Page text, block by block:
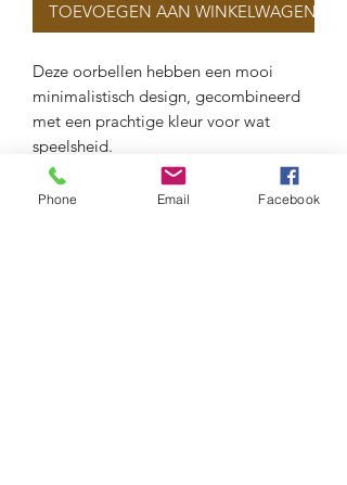
TOEVOEGEN AAN WINKELWAGEN
Deze oorbellen hebben een mooi
minimalistisch design, gecombineerd
met een prachtige kleur voor wat
speelsheid.
Dit zijn oorbellen die klasse uitstralen,
en waar je ook blij van wordt.
Phone Email Facebook